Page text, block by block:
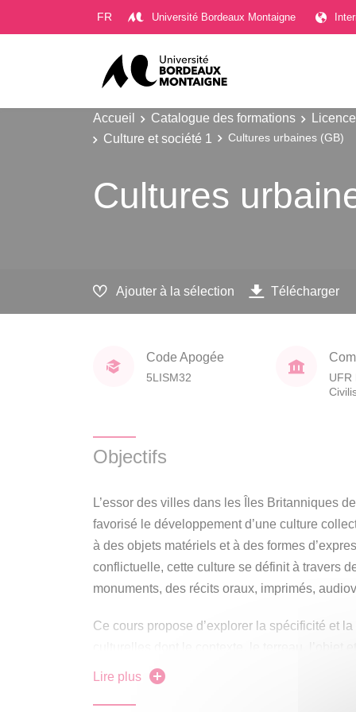
FR Université Bordeaux Montaigne
Accueil Catalogue des formations Licence
Culture et société 1
Cultures urbaines (GB)
Cultures
Ajouter à la sélection Télécharger
Code Apogée
5LISM32
UFR
Objectifs
L’essor des villes dans les Îles Britanniques
favorisé le développement d’une culture
à des objets matériels et à des formes
conflictuelle, cette culture se définit à travers
monuments, des récits oraux, imprimés,
Ce cours propose d’explorer la spécificité et
les espaces urbains et la vie urbaine.
L’articulation entre villes et cultures sera
Lire plus